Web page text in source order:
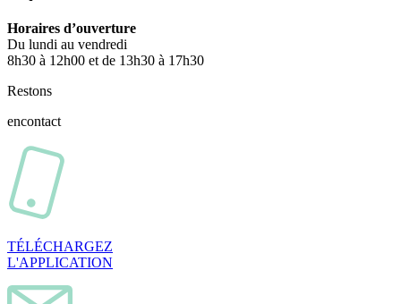
Horaires d’ouverture
Du lundi au vendredi
8h30 à 12h00 et de 13h30 à 17h30
Restons
encontact
TÉLÉCHARGEZ
L'APPLICATION